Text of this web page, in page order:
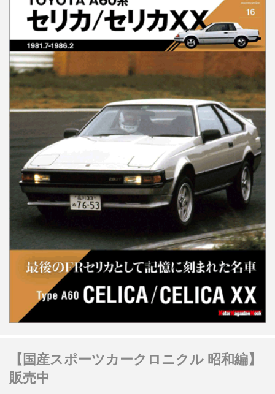
【国産スポーツカークロニクル 昭和編】
販売中